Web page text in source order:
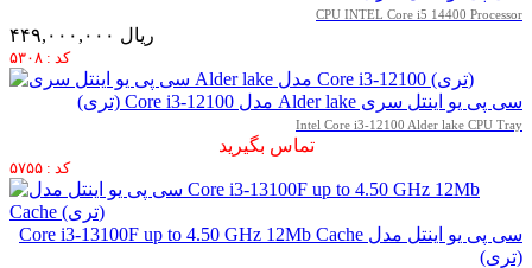
CPU INTEL Core i5 14400 Processor
۴۴۹,۰۰۰,۰۰۰ ریال
کد : ۵۳۰۸
سی پی یو اینتل سری Alder lake مدل Core i3-12100 (تری)
Intel Core i3-12100 Alder lake CPU Tray
تماس بگیرید
کد : ۵۷۵۵
سی پی یو اینتل مدل Core i3-13100F up to 4.50 GHz 12Mb Cache
(تری)